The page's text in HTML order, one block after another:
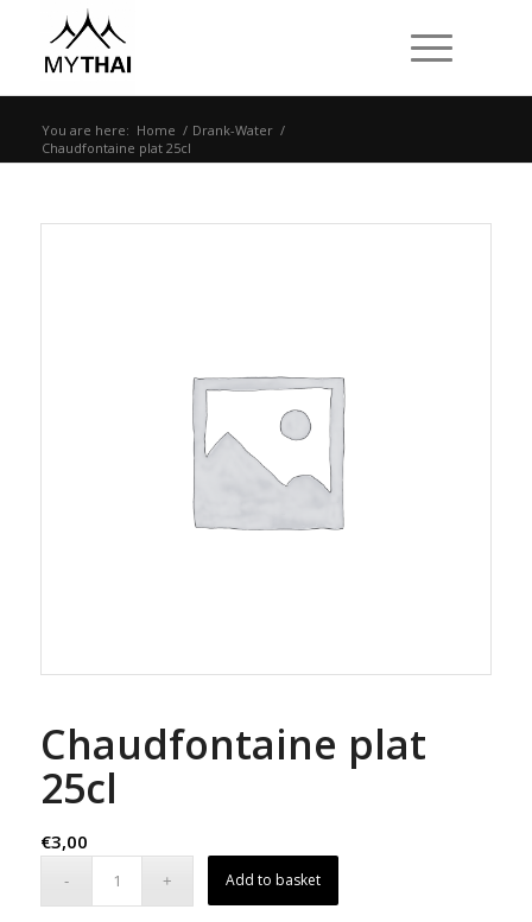
You are here: Home / Drank-Water /
Chaudfontaine plat 25cl
Chaudfontaine plat
25cl
€3,00
Add to basket